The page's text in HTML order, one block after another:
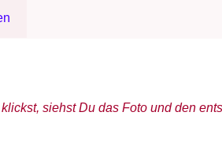
siehst Du das Foto und den